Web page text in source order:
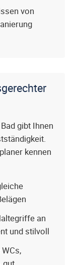
von
gibt Ihnen
kennen
an
und stilvoll